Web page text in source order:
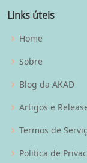
Links úteis
Home
Sobre
Blog da AKAD
Artigos e
Termos de
Politica de